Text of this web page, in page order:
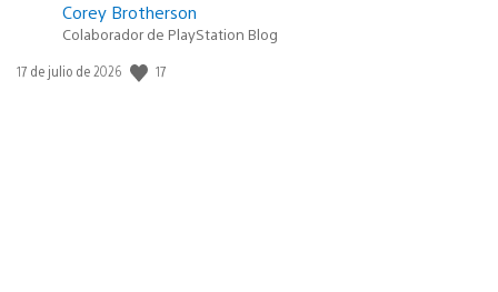
Corey Brotherson
Colaborador de PlayStation Blog
Fecha
17 de julio de 2026 17